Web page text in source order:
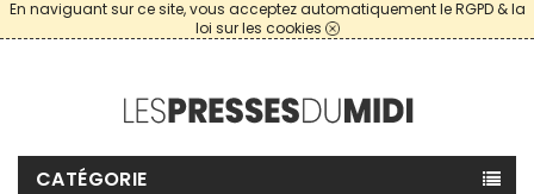
En naviguant sur ce site, vous acceptez automatiquement le RGPD & la
loi sur les cookies
CATÉGORIE